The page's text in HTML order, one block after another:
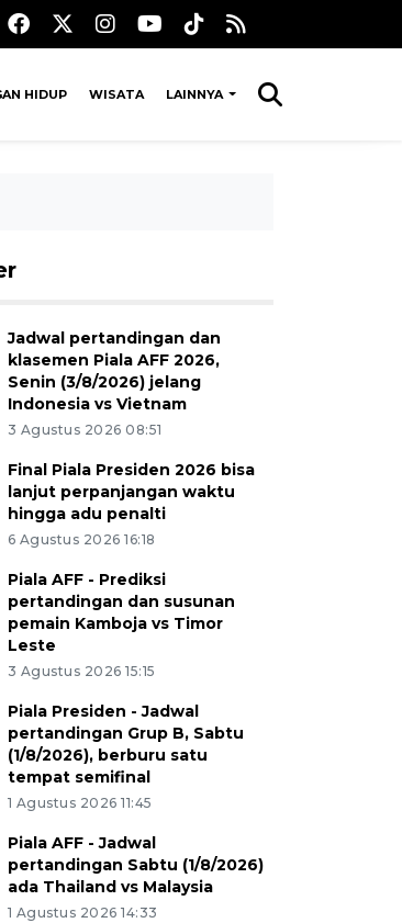
HIDUP WISATA LAINNYA
Jadwal pertandingan dan
klasemen Piala AFF 2026,
Senin (3/8/2026) jelang
Indonesia vs Vietnam
3 Agustus 2026 08:51
Final Piala Presiden 2026 bisa
lanjut perpanjangan waktu
hingga adu penalti
6 Agustus 2026 16:18
Piala AFF - Prediksi
pertandingan dan susunan
pemain Kamboja vs Timor
Leste
3 Agustus 2026 15:15
Piala Presiden - Jadwal
pertandingan Grup B, Sabtu
(1/8/2026), berburu satu
tempat semifinal
1 Agustus 2026 11:45
Piala AFF - Jadwal
pertandingan Sabtu (1/8/2026)
ada Thailand vs Malaysia
1 Agustus 2026 14:33